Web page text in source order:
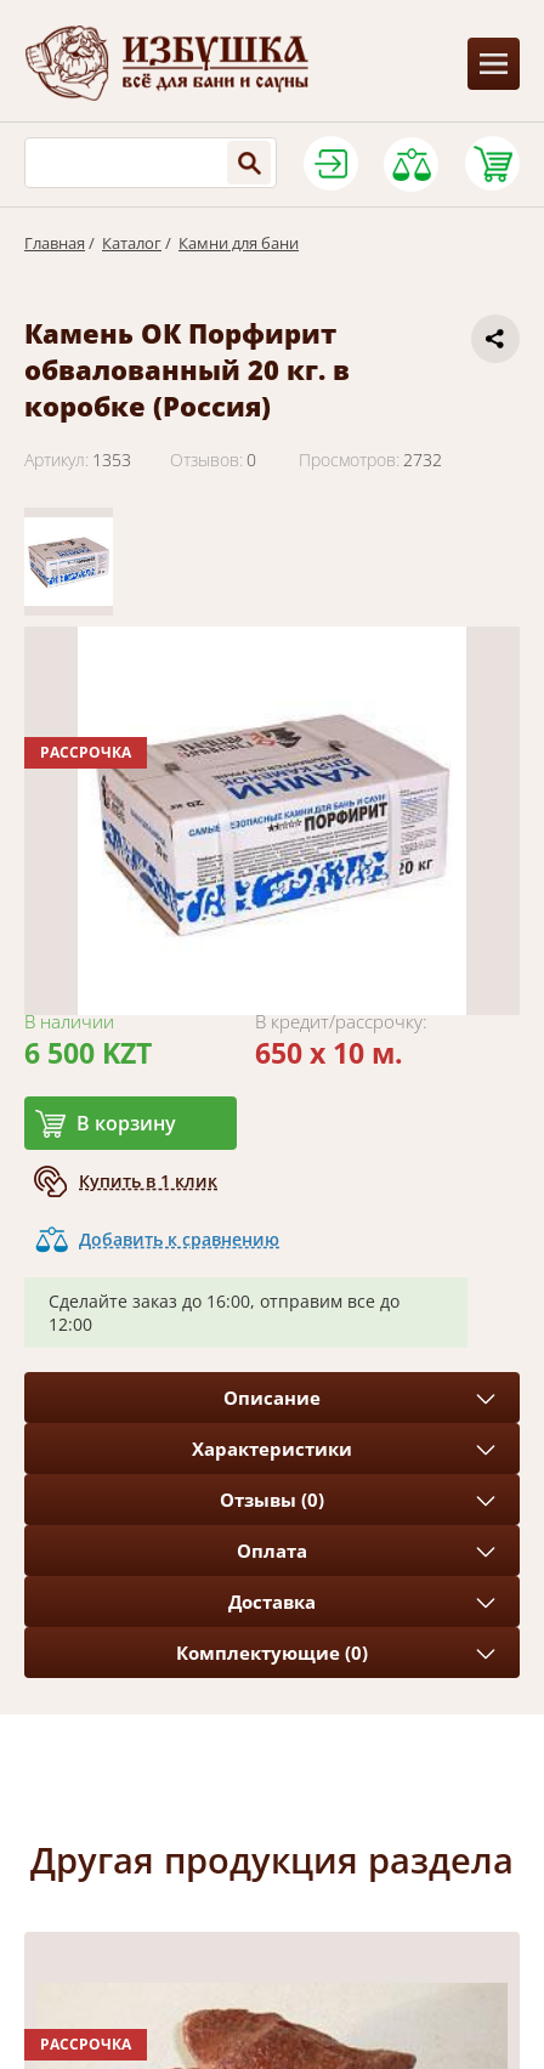
+
Выберите ваш город:
Главная / Каталог/ Камни для бани
Камень ОК Порфирит
обвалованный 20 кг. в
коробке (Россия)
Артикул: 1353 Отзывов: 0 Просмотров: 2732
РАССРОЧКА
В наличии
6 500 KZT
В корзину
Купить в 1 клик
В кредит/рассрочку:
650 x 10 м.
Добавить к сравнению
Сделайте заказ до 16:00, отправим все до
12:00
Описание
Характеристики
Отзывы (0)
Оплата
Доставка
Комплектующие (0)
Другая продукция раздела
РАССРОЧКА